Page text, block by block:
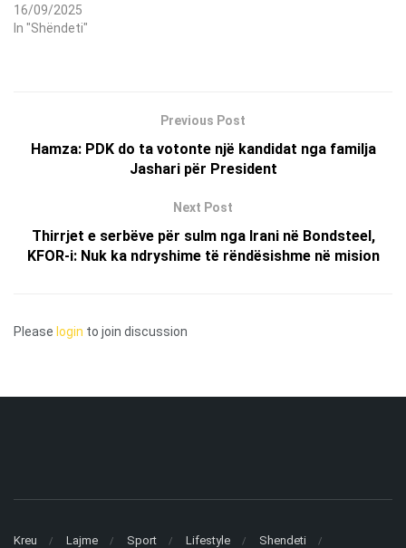
16/09/2025
In "Shëndeti"
Previous Post
Hamza: PDK do ta votonte një kandidat nga familja
Jashari për President
Next Post
Thirrjet e serbëve për sulm nga Irani në Bondsteel,
KFOR-i: Nuk ka ndryshime të rëndësishme në mision
Please login to join discussion
Kreu Lajme Sport Lifestyle Shendeti